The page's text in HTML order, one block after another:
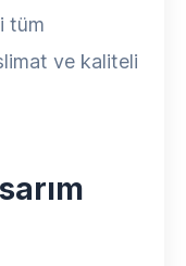
tüm
ve kaliteli